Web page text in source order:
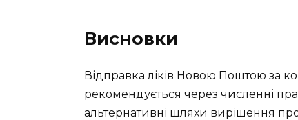
Висновки
Відправка ліків Новою Поштою за
рекомендується через численні
альтернативні шляхи вирішення